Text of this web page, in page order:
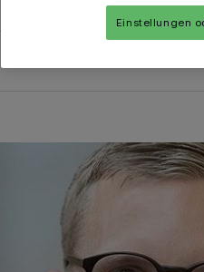
Einstellungen